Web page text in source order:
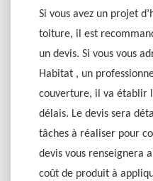
Si vous avez un projet
toiture, il est
un devis. Si vous vous
Habitat , un
couverture, il va établir
délais. Le devis sera
tâches à réaliser pour
devis vous renseignera
coût de produit à